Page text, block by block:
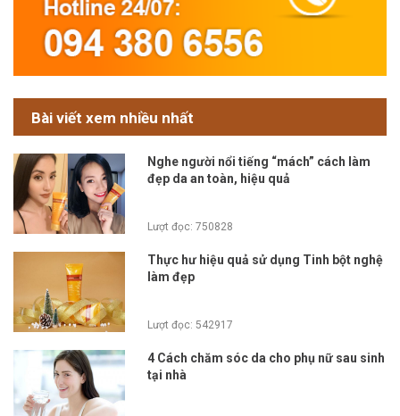
Bài viết xem nhiều nhất
Nghe người nổi tiếng “mách” cách làm
đẹp da an toàn, hiệu quả
Lượt đọc: 750828
Thực hư hiệu quả sử dụng Tinh bột nghệ
làm đẹp
Lượt đọc: 542917
4 Cách chăm sóc da cho phụ nữ sau sinh
tại nhà